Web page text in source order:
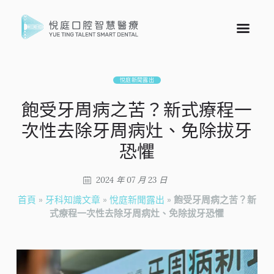
悅庭新聞露出
飽受牙周病之苦？新式療程一
次性去除牙周病灶、免除拔牙
恐懼
2024 年 07 月 23 日
首頁 » 牙科知識文章 » 悅庭新聞露出 » 飽受牙周病之苦？新
式療程一次性去除牙周病灶、免除拔牙恐懼